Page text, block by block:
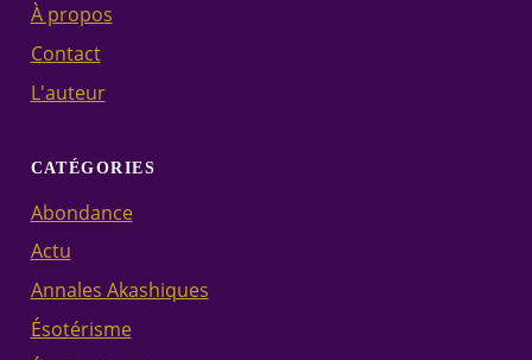
À propos
Contact
L'auteur
CATÉGORIES
Abondance
Actu
Annales Akashiques
Ésotérisme